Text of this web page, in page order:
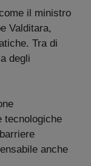
il ministro
Valditara,
Tra di
degli
tecnologiche
anche